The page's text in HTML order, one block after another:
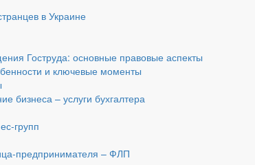
в Украине
Гоструда: основные правовые аспекты
и ключевые моменты
бизнеса – услуги бухгалтера
групп
предпринимателя – ФЛП